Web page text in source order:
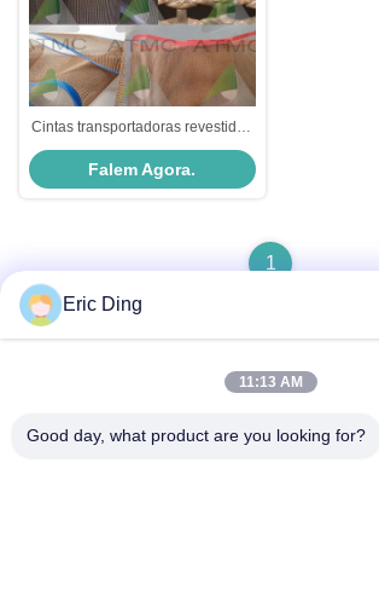
Cintas transportadoras revestidas
com tecido revestido com
resistente ao calor
Falem Agora.
1
Eric Ding
11:13 AM
Good day, what product are you looking for?